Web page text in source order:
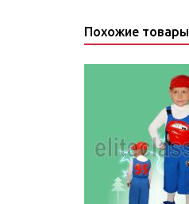
Похожие товары